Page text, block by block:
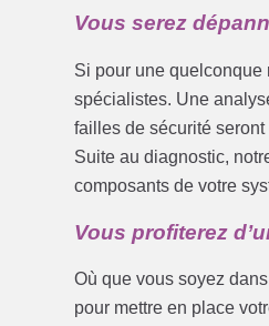
Vous serez
Si pour une quelconque
spécialistes. Une
failles de sécurité
Suite au diagnostic,
composants de votre
Vous profiterez
Où que vous soyez
pour mettre en place